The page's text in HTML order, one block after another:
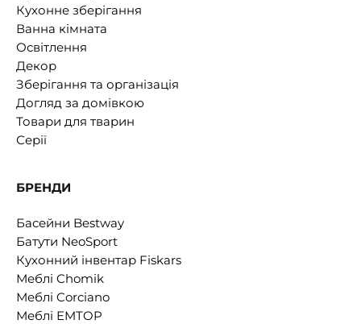
Кухонне зберігання
Ванна кімната
Освітлення
Декор
Зберігання та організація
Догляд за домівкою
Товари для тварин
Серії
БРЕНДИ
Басейни Bestway
Батути NeoSport
Кухонний інвентар Fiskars
Меблі Chomik
Меблі Corciano
Меблі EMTOP